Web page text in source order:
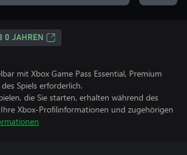
0 JAHREN
mit Xbox Game Pass Essential, Premium
Spiels erforderlich.
die Sie starten, erhalten während des
Xbox-Profilinformationen und zugehörigen